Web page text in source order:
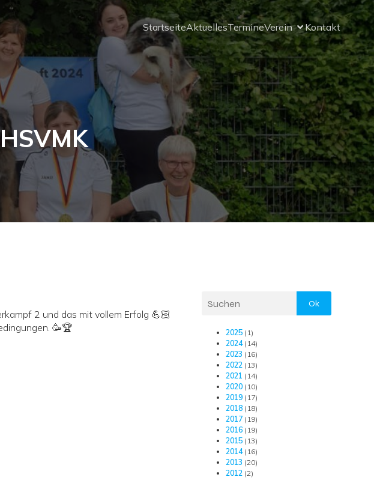
StartseiteAktuellesTermineVerein Kontakt
2 und das mit vollem Erfolg 💪🏻
🥳🏆
Ok
2025(1)
2024(14)
2023 (16)
2022(13)
2021 (14)
2020(10)
2019(17)
2018(18)
2017(19)
2016(19)
2015(13)
2014(16)
2013 (20)
2012(2)